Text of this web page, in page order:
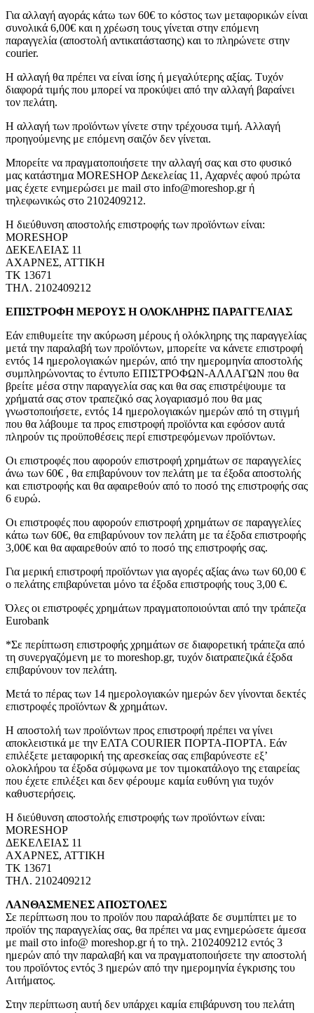
Για αλλαγή αγοράς κάτω των 60€ το κόστος των μεταφορικών είναι
συνολικά 6,00€ και η χρέωση τους γίνεται στην επόμενη
παραγγελία (αποστολή αντικατάστασης) και το πληρώνετε στην
courier.
Η αλλαγή θα πρέπει να είναι ίσης ή μεγαλύτερης αξίας. Τυχόν
διαφορά τιμής που μπορεί να προκύψει από την αλλαγή βαραίνει
τον πελάτη.
Η αλλαγή των προϊόντων γίνετε στην τρέχουσα τιμή. Αλλαγή
προηγούμενης με επόμενη σαιζόν δεν γίνεται.
Μπορείτε να πραγματοποιήσετε την αλλαγή σας και στο φυσικό
μας κατάστημα MORESHOP Δεκελείας 11, Αχαρνές αφού πρώτα
μας έχετε ενημερώσει με mail στο info@moreshop.gr ή
τηλεφωνικώς στο 2102409212.
Η διεύθυνση αποστολής επιστροφής των προϊόντων είναι:
MORESHOP
ΔΕΚΕΛΕΙΑΣ 11
ΑΧΑΡΝΕΣ, ΑΤΤΙΚΗ
ΤΚ 13671
ΤΗΛ. 2102409212
ΕΠΙΣΤΡΟΦΗ ΜΕΡΟΥΣ Η ΟΛΟΚΛΗΡΗΣ ΠΑΡΑΓΓΕΛΙΑΣ
Εάν επιθυμείτε την ακύρωση μέρους ή ολόκληρης της παραγγελίας
μετά την παραλαβή των προϊόντων, μπορείτε να κάνετε επιστροφή
εντός 14 ημερολογιακών ημερών, από την ημερομηνία αποστολής
συμπληρώνοντας το έντυπο ΕΠΙΣΤΡΟΦΩΝ-ΑΛΛΑΓΩΝ που θα
βρείτε μέσα στην παραγγελία σας και θα σας επιστρέψουμε τα
χρήματά σας στον τραπεζικό σας λογαριασμό που θα μας
γνωστοποιήσετε, εντός 14 ημερολογιακών ημερών από τη στιγμή
που θα λάβουμε τα προς επιστροφή προϊόντα και εφόσον αυτά
πληρούν τις προϋποθέσεις περί επιστρεφόμενων προϊόντων.
Οι επιστροφές που αφορούν επιστροφή χρημάτων σε παραγγελίες
άνω των 60€ , θα επιβαρύνουν τον πελάτη με τα έξοδα αποστολής
και επιστροφής και θα αφαιρεθούν από το ποσό της επιστροφής σας
6 ευρώ.
Οι επιστροφές που αφορούν επιστροφή χρημάτων σε παραγγελίες
κάτω των 60€, θα επιβαρύνουν τον πελάτη με τα έξοδα επιστροφής
3,00€ και θα αφαιρεθούν από το ποσό της επιστροφής σας.
Για μερική επιστροφή προϊόντων για αγορές αξίας άνω των 60,00 €
ο πελάτης επιβαρύνεται μόνο τα έξοδα επιστροφής τους 3,00 €.
Όλες οι επιστροφές χρημάτων πραγματοποιούνται από την τράπεζα
Eurobank
*Σε περίπτωση επιστροφής χρημάτων σε διαφορετική τράπεζα από
τη συνεργαζόμενη με το moreshop.gr, τυχόν διατραπεζικά έξοδα
επιβαρύνουν τον πελάτη.
Μετά το πέρας των 14 ημερολογιακών ημερών δεν γίνονται δεκτές
επιστροφές προϊόντων & χρημάτων.
Η αποστολή των προϊόντων προς επιστροφή πρέπει να γίνει
αποκλειστικά με την ΕΛΤΑ COURIER ΠΟΡΤΑ-ΠΟΡΤΑ. Εάν
επιλέξετε μεταφορική της αρεσκείας σας επιβαρύνεστε εξ’
ολοκλήρου τα έξοδα σύμφωνα με τον τιμοκατάλογο της εταιρείας
που έχετε επιλέξει και δεν φέρουμε καμία ευθύνη για τυχόν
καθυστερήσεις.
Η διεύθυνση αποστολής επιστροφής των προϊόντων είναι:
MORESHOP
ΔΕΚΕΛΕΙΑΣ 11
ΑΧΑΡΝΕΣ, ΑΤΤΙΚΗ
ΤΚ 13671
ΤΗΛ. 2102409212
ΛΑΝΘΑΣΜΕΝΕΣ ΑΠΟΣΤΟΛΕΣ
Σε περίπτωση που το προϊόν που παραλάβατε δε συμπίπτει με το
προϊόν της παραγγελίας σας, θα πρέπει να μας ενημερώσετε άμεσα
με mail στο info@ moreshop.gr ή το τηλ. 2102409212 εντός 3
ημερών από την παραλαβή και να πραγματοποιήσετε την αποστολή
του προϊόντος εντός 3 ημερών από την ημερομηνία έγκρισης του
Αιτήματος.
Στην περίπτωση αυτή δεν υπάρχει καμία επιβάρυνση του πελάτη